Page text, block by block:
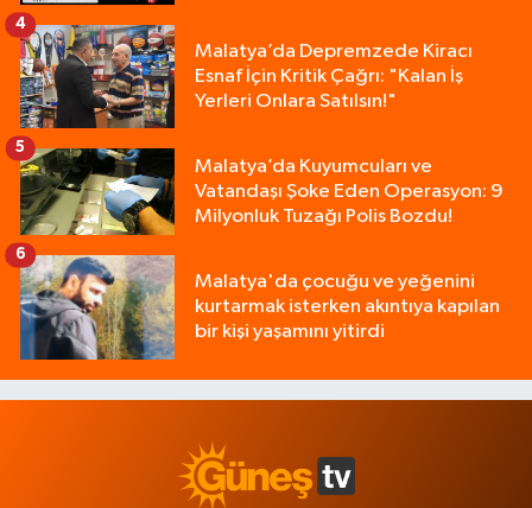
Malatya’da Depremzede Kiracı
Esnaf İçin Kritik Çağrı: "Kalan İş
Yerleri Onlara Satılsın!"
4
Malatya’da Kuyumcuları ve
Vatandaşı Şoke Eden Operasyon: 9
Milyonluk Tuzağı Polis Bozdu!
5
Malatya'da çocuğu ve yeğenini
kurtarmak isterken akıntıya kapılan
bir kişi yaşamını yitirdi
6